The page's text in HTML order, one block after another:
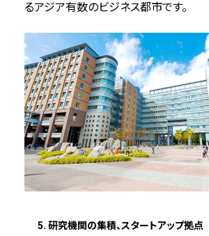
るアジア有数のビジネス都市です。
5. 研究機関の集積、スタートアップ拠点